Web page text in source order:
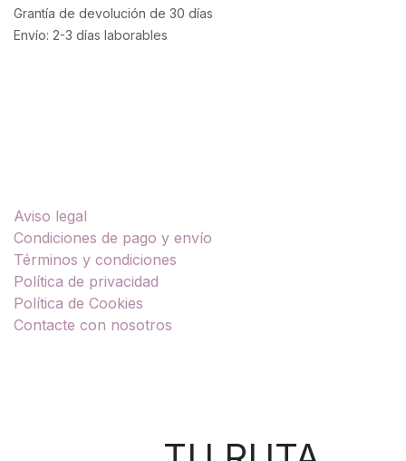
Grantía de devolución de 30 días
Envío: 2-3 días laborables
Aviso legal
Condiciones de pago y envío
Términos y condiciones
Política de privacidad
Política de Cookies
Contacte con nosotros